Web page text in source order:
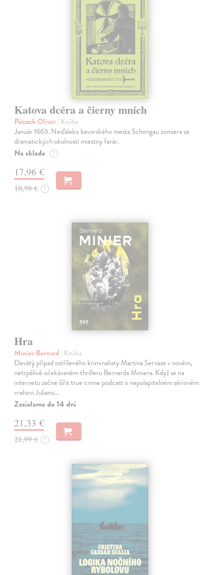
Katova dcéra a čierny mních
Pötzsch Oliver| Kniha
Január 1663. Neďaleko bavorského mesta Schongau zomiera za
dramatických okolností miestny farár.
Na sklade ?
17,96 €
18,90 € ?
Hra
Minier Bernard | Kniha
Devátý případ ostříleného kriminalisty Martina Servaze v novém,
netrpělivě očekávaném thrilleru Bernarda Miniera. Když se na
internetu začne šířit true crime podcast o nepolapitelném sériovém
vrahovi Julianu…
Zasielame do 14 dní
21,33 €
21,99 € ?